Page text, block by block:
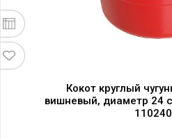
Кокот круглый
вишневый, диаметр 24